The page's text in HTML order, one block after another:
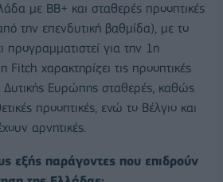
με ΒΒ+ και σταθερές προοπτικές
την επενδυτική βαθμίδα), με το
προγραμματιστεί για την 1η
Fitch χαρακτηρίζει τις προοπτικές
Δυτικής Ευρώπης σταθερές, καθώς
προοπτικές, ενώ το Βέλγιο και
αρνητικές.
εξής παράγοντες που επιδρούν